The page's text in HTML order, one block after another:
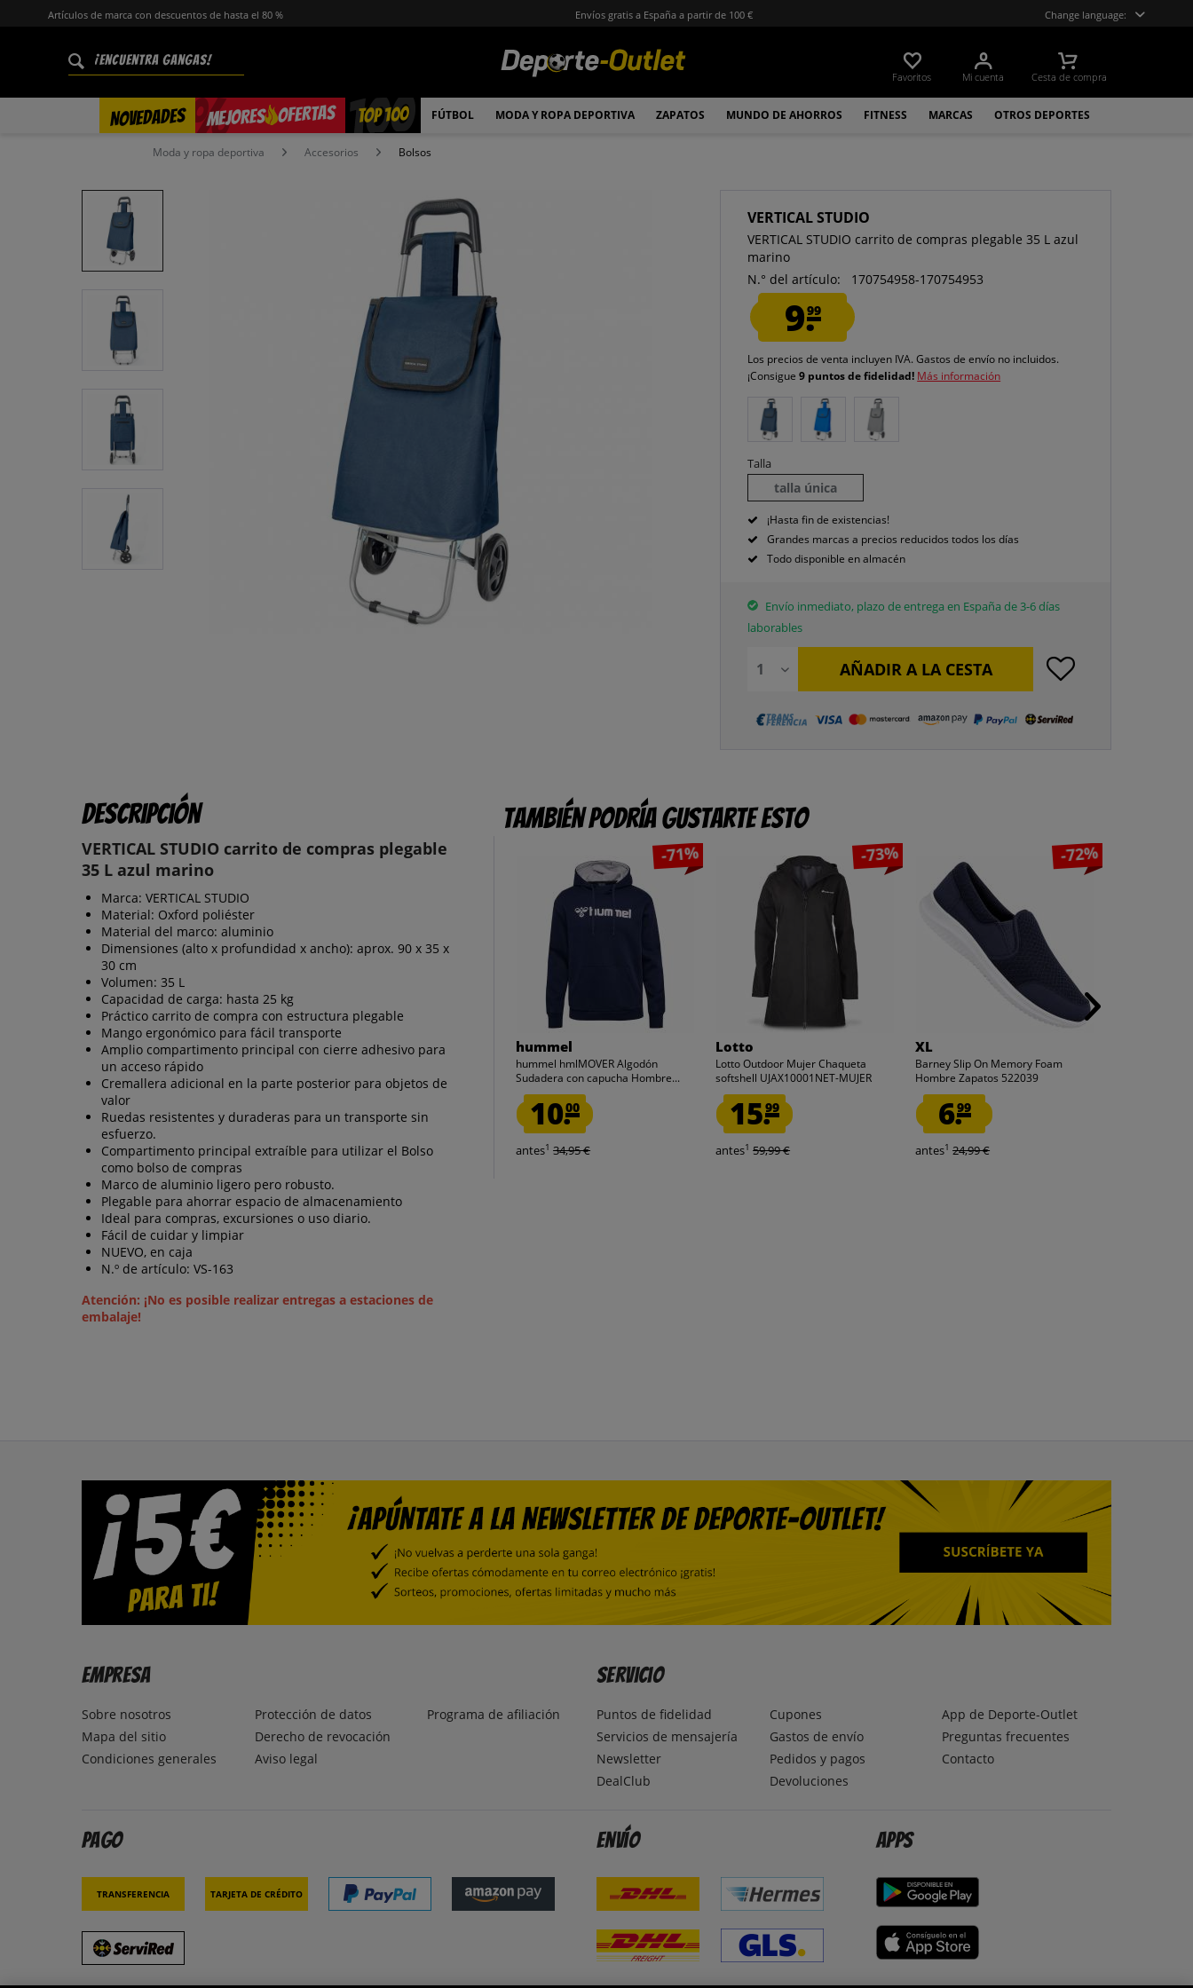
Artículos de marca con descuentos de hasta el 80 % Envíos gratis a España a partir de 100 € Change language:
Favoritos Mi cuenta Cesta de compra
NOVEDADES MEJORES OFERTAS
% TOP 100 FÚTBOL MODA Y ROPA DEPORTIVA ZAPATOS MUNDO DE AHORROS FITNESS MARCAS OTROS DEPORTES
Moda y ropa deportiva Accesorios Bolsos
VERTICAL STUDIO
VERTICAL STUDIO carrito de compras plegable 35 L azul
marino
N.° del artículo:
170754958-170754953
9.99
Los precios de venta incluyen IVA.Gastos de envío no incluidos.
¡Consigue9 puntos de fidelidad! Más información
Talla
talla única
¡Hasta fin de existencias!
Grandes marcas a precios reducidos todos los días
Todo disponible en almacén
Envío inmediato, plazo de entrega en España de 3-6 días
laborables
AÑADIR A LA CESTA
Descripción
VERTICAL STUDIO carrito de compras plegable
35 L azul marino
Marca: VERTICAL STUDIO
Material: Oxford poliéster
Material del marco: aluminio
Dimensiones (alto x profundidad x ancho): aprox. 90 x 35 x
30 cm
Volumen: 35 L
Capacidad de carga: hasta 25 kg
Práctico carrito de compra con estructura plegable
Mango ergonómico para fácil transporte
Amplio compartimento principal con cierre adhesivo para
un acceso rápido
Cremallera adicional en la parte posterior para objetos de
valor
Ruedas resistentes y duraderas para un transporte sin
esfuerzo.
Compartimento principal extraíble para utilizar el Bolso
como bolso de compras
Marco de aluminio ligero pero robusto.
Plegable para ahorrar espacio de almacenamiento
Ideal para compras, excursiones o uso diario.
Fácil de cuidar y limpiar
NUEVO, en caja
N.º de artículo: VS-163
Atención: ¡No es posible realizar entregas a estaciones de
embalaje!
También podría gustarte esto
-71%
hummel
hummel hmlMOVER Algodón
Sudadera con capucha Hombre...
10.00
antes1 34,95 €
-73%
Lotto
Lotto Outdoor Mujer Chaqueta
softshell UJAX10001NET-MUJER
15.99
antes1 59,99 €
-72%
XL
Barney Slip On Memory Foam
Hombre Zapatos 522039
6.99
antes1 24,99 €
Empresa
Sobre nosotros
Mapa del sitio
Condiciones generales
Protección de datos
Derecho de revocación
Aviso legal
Programa de afiliación
Servicio
Puntos de fidelidad
Servicios de mensajería
Newsletter
DealClub
Cupones
Gastos de envío
Pedidos y pagos
Devoluciones
App de Deporte-Outlet
Preguntas frecuentes
Contacto
Pago
Transferencia Tarjeta de crédito
Envío Apps